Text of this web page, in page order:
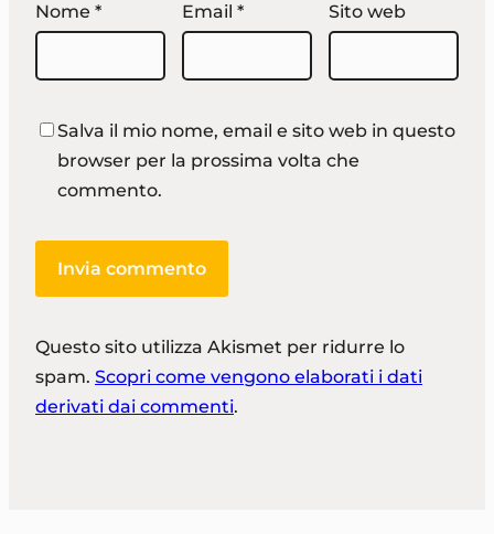
Nome * Email * Sito web
Salva il mio nome, email e sito web in questo
browser per la prossima volta che
commento.
Questo sito utilizza Akismet per ridurre lo
spam. Scopri come vengono elaborati i dati
derivati dai commenti.